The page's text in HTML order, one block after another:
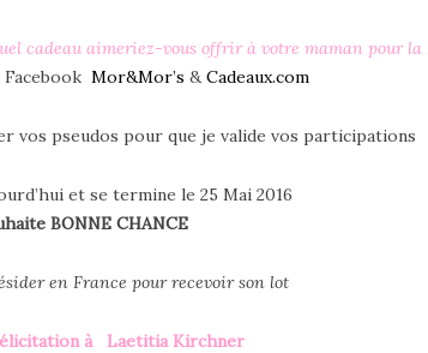
cadeau aimeriez-vous offrir à votre maman pour la
Mor&Mor’s &Cadeaux.com
vos pseudos pour que je valide vos participations
et se termine le 25 Mai 2016
BONNE CHANCE
en France pour recevoir son lot
à Laetitia Kirchner